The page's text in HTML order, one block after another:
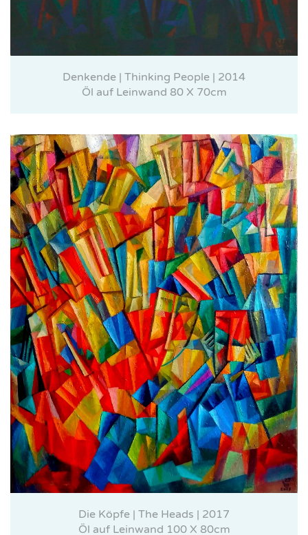
Denkende | Thinking People | 2014
Öl auf Leinwand 80 X 70cm
Die Köpfe | The Heads | 2017
Öl auf Leinwand 100 X 80cm